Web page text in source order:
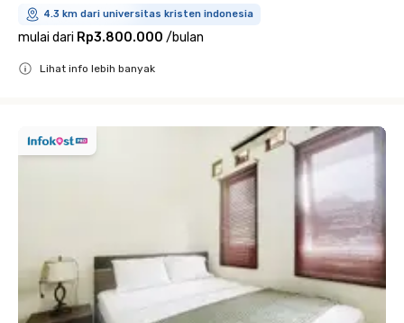
4.3 km dari universitas kristen indonesia
mulai dari Rp3.800.000 /bulan
Lihat info lebih banyak